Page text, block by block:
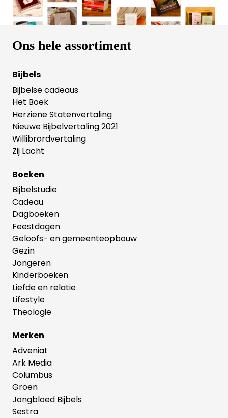
Ons hele assortiment
Bijbels
Bijbelse cadeaus
Het Boek
Herziene Statenvertaling
Nieuwe Bijbelvertaling 2021
Willibrordvertaling
Zij Lacht
Boeken
Bijbelstudie
Cadeau
Dagboeken
Feestdagen
Geloofs- en gemeenteopbouw
Gezin
Jongeren
Kinderboeken
Liefde en relatie
Lifestyle
Theologie
Merken
Adveniat
Ark Media
Columbus
Groen
Jongbloed Bijbels
Sestra